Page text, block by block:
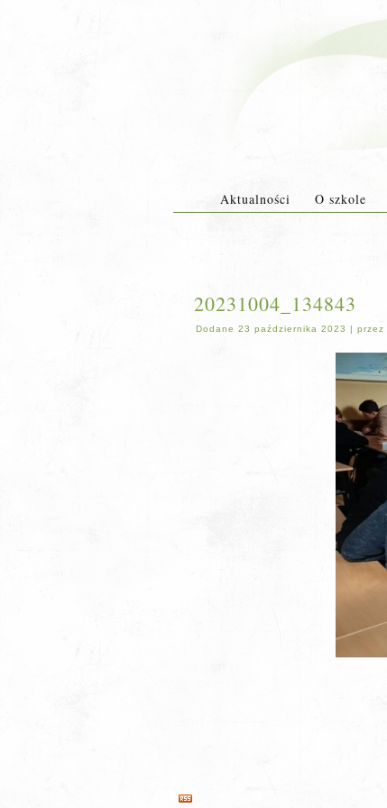
Aktualności O szkole
20231004_134843
Dodane 23 października 2023 | przez